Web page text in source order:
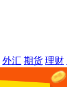
外汇 期货 理财